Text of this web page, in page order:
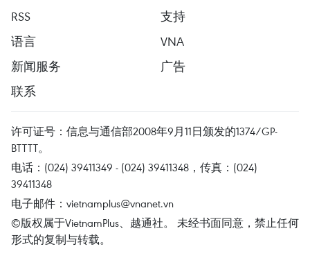
RSS
支持
语言
VNA
新闻服务
广告
联系
许可证号：信息与通信部2008年9月11日颁发的1374/GP-
BTTTT。
电话：(024) 39411349 - (024) 39411348，传真：(024)
39411348
电子邮件： vietnamplus@vnanet.vn
©版权属于VietnamPlus、越通社。 未经书面同意，禁止任何
形式的复制与转载。